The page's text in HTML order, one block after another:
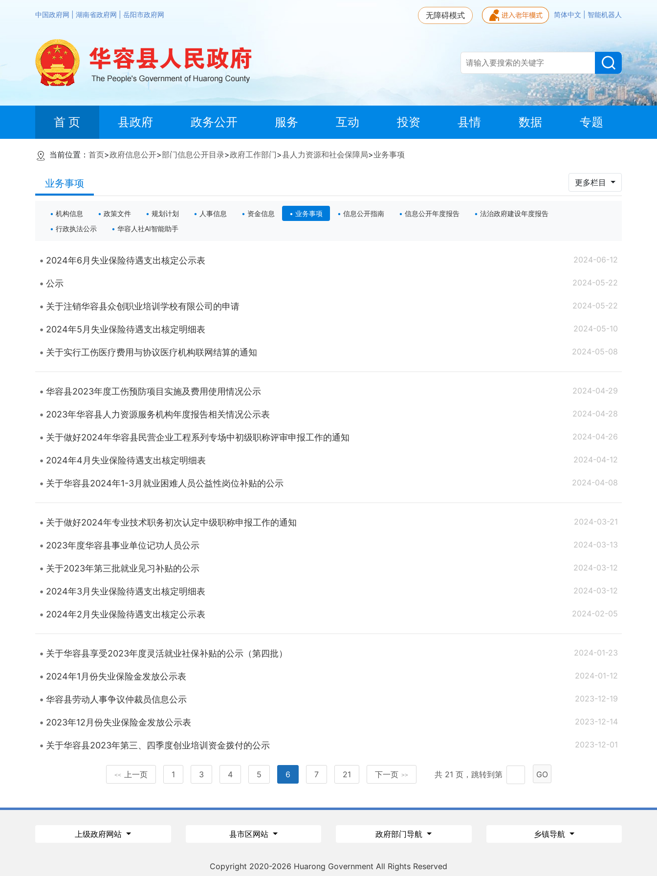
中国政府网 湖南省政府网 岳阳市政府网 简体中文 智能机器人
无障碍模式
首 页 县政府 政务公开 服务 互动 投资 县情 数据 专题
当前位置： 首页>政府信息公开>部门信息公开目录>政府工作部门>县人力资源和社会保障局>业务事项
业务事项 更多栏目
机构信息 政策文件 规划计划 人事信息 资金信息 业务事项 信息公开指南 信息公开年度报告
法治政府建设年度报告
行政执法公示
华容人社AI智能助手
2024年6月失业保险待遇支出核定公示表 2024-06-12
公示 2024-05-22
关于注销华容县众创职业培训学校有限公司的申请 2024-05-22
2024年5月失业保险待遇支出核定明细表 2024-05-10
关于实行工伤医疗费用与协议医疗机构联网结算的通知 2024-05-08
华容县2023年度工伤预防项目实施及费用使用情况公示 2024-04-29
2023年华容县人力资源服务机构年度报告相关情况公示表 2024-04-28
关于做好2024年华容县民营企业工程系列专场中初级职称评审申报工作的通知 2024-04-26
2024年4月失业保险待遇支出核定明细表 2024-04-12
关于华容县2024年1-3月就业困难人员公益性岗位补贴的公示 2024-04-08
关于做好2024年专业技术职务初次认定中级职称申报工作的通知 2024-03-21
2023年度华容县事业单位记功人员公示 2024-03-13
关于2023年第三批就业见习补贴的公示 2024-03-12
2024年3月失业保险待遇支出核定明细表 2024-03-12
2024年2月失业保险待遇支出核定公示表 2024-02-05
关于华容县享受2023年度灵活就业社保补贴的公示（第四批） 2024-01-23
2024年1月份失业保险金发放公示表 2024-01-12
华容县劳动人事争议仲裁员信息公示 2023-12-19
2023年12月份失业保险金发放公示表 2023-12-14
关于华容县2023年第三、四季度创业培训资金拨付的公示 2023-12-01
<< 上一页 1 3 4 5 6 7 21 下一页 >> 共 21 页，跳转到第 GO
上级政府网站 县市区网站 政府部门导航 乡镇导航
Copyright 2020-2026 Huarong Government All Rights Reserved